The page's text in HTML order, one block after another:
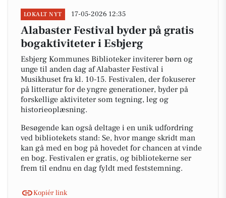
LOKALT NYT 17-05-2026 12:35
Alabaster Festival byder på gratis
bogaktiviteter i Esbjerg
Esbjerg Kommunes Biblioteker inviterer børn og
unge til anden dag af Alabaster Festival i
Musikhuset fra kl. 10-15. Festivalen, der fokuserer
på litteratur for de yngre generationer, byder på
forskellige aktiviteter som tegning, leg og
historieoplæsning.
Besøgende kan også deltage i en unik udfordring
ved bibliotekets stand: Se, hvor mange skridt man
kan gå med en bog på hovedet for chancen at vinde
en bog. Festivalen er gratis, og bibliotekerne ser
frem til endnu en dag fyldt med feststemning.
Kopiér link